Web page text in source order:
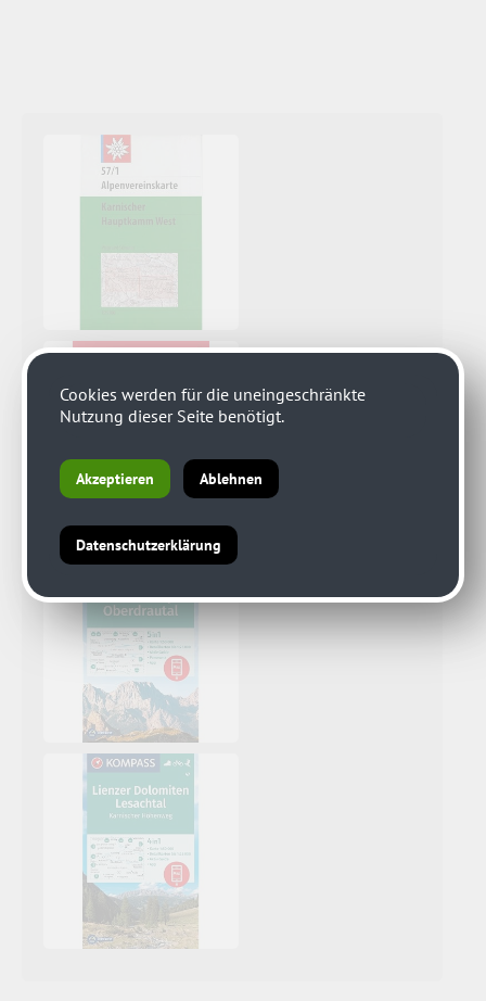
Cookies werden für die uneingeschränkte
Nutzung dieser Seite benötigt.
Akzeptieren Ablehnen
Datenschutzerklärung